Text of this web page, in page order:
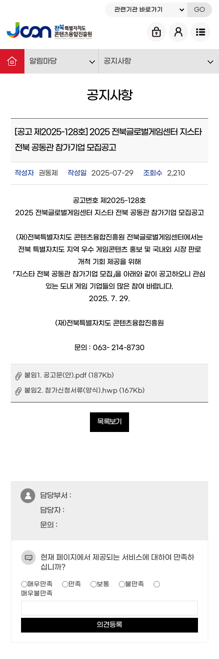
GO
알림마당 공지사항
공지사항
[공고 제2025-128호] 2025 전북글로벌게임센터 지스타
전북 공동관 참가기업 모집공고
작성자 권동제 작성일 2025-07-29 조회수 2,210
공고번호 제2025-128호
2025 전북글로벌게임센터 지스타 전북 공동관 참가기업 모집공고
(재)전북특별자치도 콘텐츠융합진흥원 전북글로벌게임센터에서는
전북 특별자치도 지역 우수 게임콘텐츠 홍보 및 국내외 시장 판로
개척 기회 제공을 위해
「지스타 전북 공동관 참가기업 모집」을 아래와 같이 공고하오니 관심
있는 도내 게임 기업들의 많은 참여 바랍니다.
2025. 7. 29.
(재)전북특별자치도 콘텐츠융합진흥원
문의 : 063- 214-8730
붙임1. 공고문(안).pdf (187Kb)
붙임2. 참가신청서류(양식).hwp (167Kb)
목록보기
담당부서 :
담당자 :
문의 :
현재 페이지에서 제공되는 서비스에 대하여 만족하
십니까?
매우만족 만족 보통
불만족
매우불만족